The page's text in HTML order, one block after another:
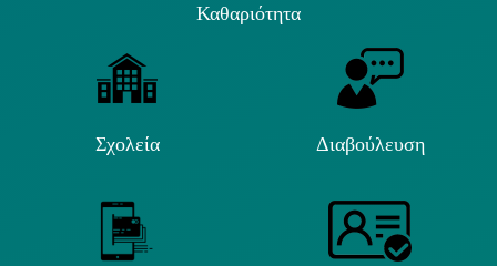
Καθαριότητα
Σχολεία Διαβούλευση